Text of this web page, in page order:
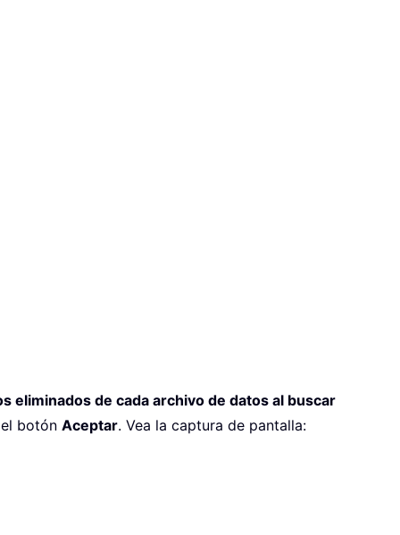
eliminados de cada archivo de datos al buscar
botón Aceptar. Vea la captura de pantalla: